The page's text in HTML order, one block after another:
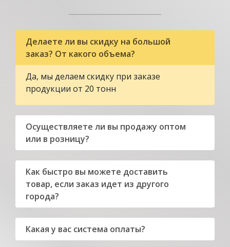
Делаете ли вы скидку на большой
заказ? От какого объема?
Да, мы делаем скидку при заказе
продукции от 20 тонн
Осуществляете ли вы продажу оптом
или в розницу?
Как быстро вы можете доставить
товар, если заказ идет из другого
города?
Какая у вас система оплаты?